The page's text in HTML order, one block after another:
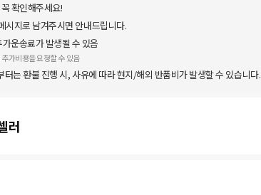
확인해주세요!
시지로 남겨주시면 안내드립니다.
운송료가 발생될 수 있음
가비용을 요청할 수 있음
터는 환불 진행 시, 사유에 따라 현지/해외 반품비가 발생할 수 있습니다.
러